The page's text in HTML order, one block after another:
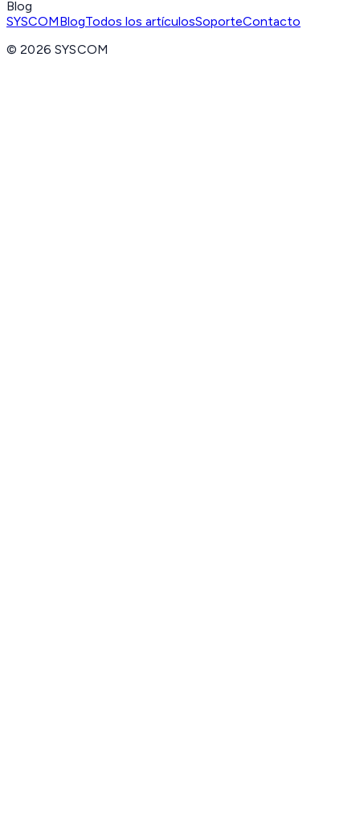
Blog
SYSCOMBlogTodos los artículosSoporteContacto
©2026 SYSCOM